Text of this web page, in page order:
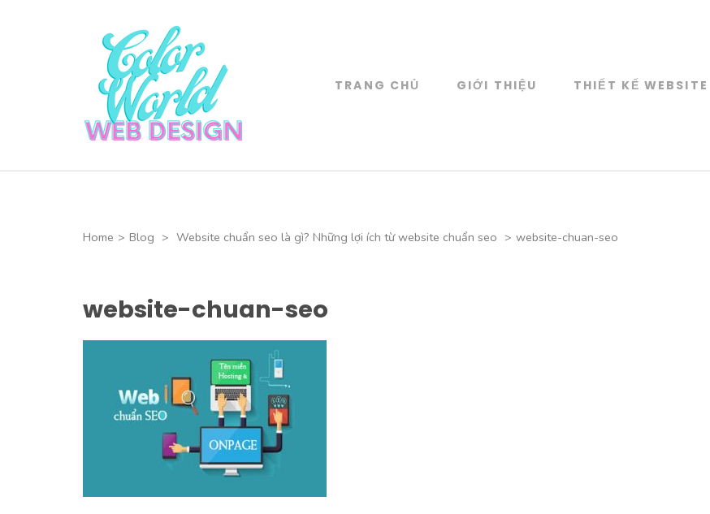
Color World Web Design
TRANG CHỦ GIỚI THIỆU THIẾT KẾ WEBSITE
Home > Blog > Website chuẩn seo là gì? Những lợi ích từ website chuẩn seo > website-chuan-seo
website-chuan-seo